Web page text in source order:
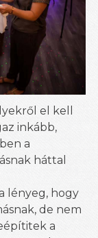
el kell
inkább,
a
háttal
lényeg, hogy
de nem
a